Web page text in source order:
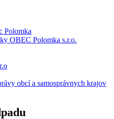
Polomka
OBEC Polomka s.r.o.
obcí a samosprávnych krajov